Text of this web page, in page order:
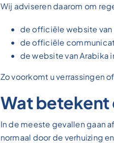
Wij adviseren daarom om
de officiële website van
de officiële
de website van Arabika
Zo voorkomt u verrassingen
Wat betekent
In de meeste gevallen gaan
normaal door de verhuizing